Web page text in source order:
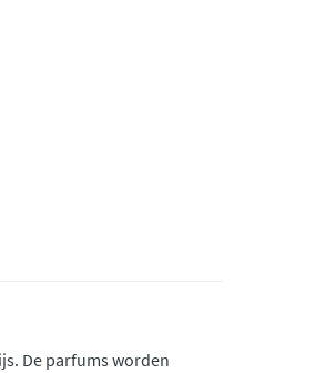
De parfums worden